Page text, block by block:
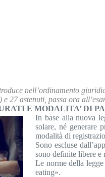
nell’ordinamento
27 astenuti, passa ora
E MODALITA’ DI
In base alla nuova
solare, né generare
modalità di
Sono escluse
sono definite libere e
Le norme della
eating».